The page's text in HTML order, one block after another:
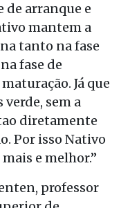
de arranque e
mantem a
tanto na fase
fase de
Já que
sem a
diretamente
Por isso Nativo
e melhor.”
professor